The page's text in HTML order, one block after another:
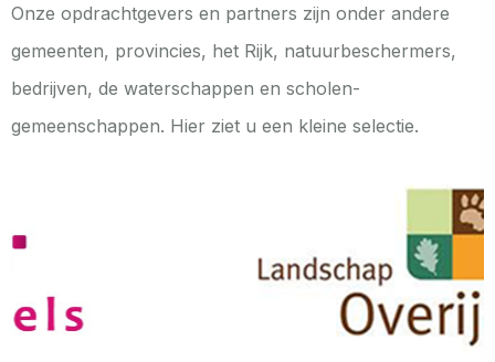
Onze opdrachtgevers en partners zijn onder andere
gemeenten, provincies, het Rijk, natuurbeschermers,
bedrijven, de waterschappen en scholen-
gemeenschappen. Hier ziet u een kleine selectie.